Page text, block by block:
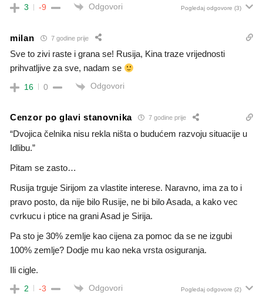
3 -9 Odgovori Pogledaj odgovore (3)
milan 7 godine prije
Sve to zivi raste i grana se! Rusija, Kina traze vrijednosti
prihvatljive za sve, nadam se
16 0 Odgovori
Cenzor po glavi stanovnika 7 godine prije
“Dvojica čelnika nisu rekla ništa o budućem razvoju situacije u
Idlibu.”
Pitam se zasto…
Rusija trguje Sirijom za vlastite interese. Naravno, ima za to i
pravo posto, da nije bilo Rusije, ne bi bilo Asada, a kako vec
cvrkucu i ptice na grani Asad je Sirija.
Pa sto je 30% zemlje kao cijena za pomoc da se ne izgubi
100% zemlje? Dodje mu kao neka vrsta osiguranja.
Ili cigle.
2 -3 Odgovori Pogledaj odgovore (2)